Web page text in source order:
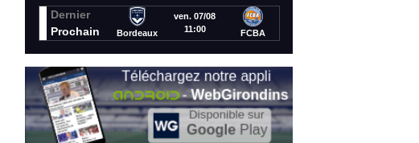
Dernier
Prochain
Bordeaux
ven. 07/08
11:00
FCBA